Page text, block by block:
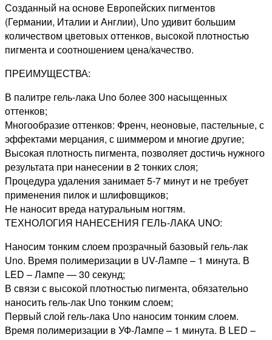
Созданный на основе Европейских пигментов
(Германии, Италии и Англии), Uno удивит большим
количеством цветовых оттенков, высокой плотностью
пигмента и соотношением цена/качество.
ПРЕИМУЩЕСТВА:
В палитре гель-лака Uno более 300 насыщенных
оттенков;
Многообразие оттенков: Френч, неоновые, пастельные, с
эффектами мерцания, с шиммером и многие другие;
Высокая плотность пигмента, позволяет достичь нужного
результата при нанесении в 2 тонких слоя;
Процедура удаления занимает 5-7 минут и не требует
применения пилок и шлифовщиков;
Не наносит вреда натуральным ногтям.
ТЕХНОЛОГИЯ НАНЕСЕНИЯ ГЕЛЬ-ЛАКА UNO:
Наносим тонким слоем прозрачный базовый гель-лак
Uno. Время полимеризации в UV-Лампе – 1 минута. В
LED – Лампе — 30 секунд;
В связи с высокой плотностью пигмента, обязательно
наносить гель-лак Uno тонким слоем;
Первый слой гель-лака Uno наносим тонким слоем.
Время полимеризации в УФ-Лампе – 1 минута. В LED –